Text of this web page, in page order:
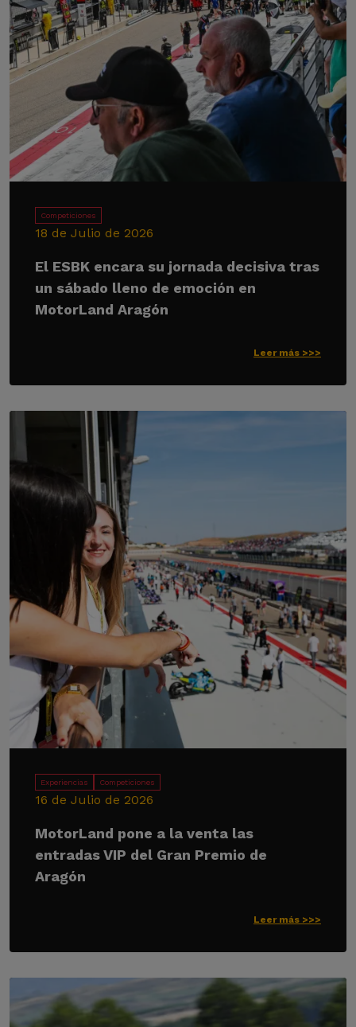
Competiciones
18 de Julio de 2026
El ESBK encara su jornada decisiva tras
un sábado lleno de emoción en
MotorLand Aragón
Leer más >>>
Experiencias Competiciones
16 de Julio de 2026
MotorLand pone a la venta las
entradas VIP del Gran Premio de
Aragón
Leer más >>>